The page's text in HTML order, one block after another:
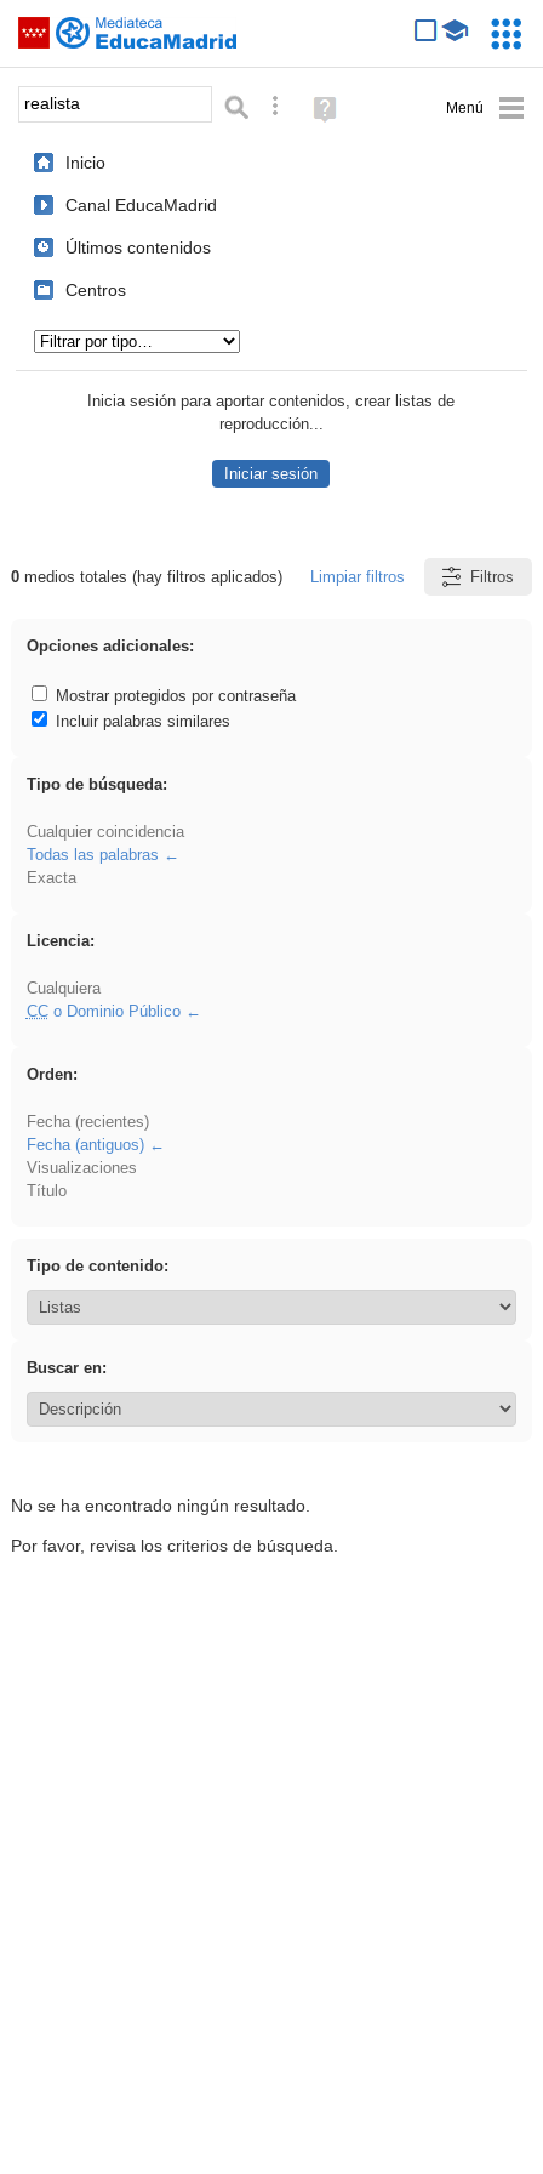
Saltar navegación
Palabra o frase: Búsqueda avanzada
Ayuda
(en
Inicio
Canal EducaMadrid
Últimos contenidos
Centros
Inicia sesión para aportar contenidos, crear listas de
reproducción...
Iniciar sesión
Resultados de: realista
0medios totales (hay filtros aplicados) Limpiar filtros Filtros
Opciones adicionales:
Mostrar protegidos por contraseña
Incluir palabras similares
Tipo de búsqueda:
Cualquier coincidencia
Todas las palabras
Exacta
Licencia:
Cualquiera
CCo Dominio Público
Orden:
Fecha (recientes)
Fecha (antiguos)
Visualizaciones
Título
Tipo de contenido:
Buscar en:
No se ha encontrado ningún resultado.
Por favor, revisa los criterios de búsqueda.